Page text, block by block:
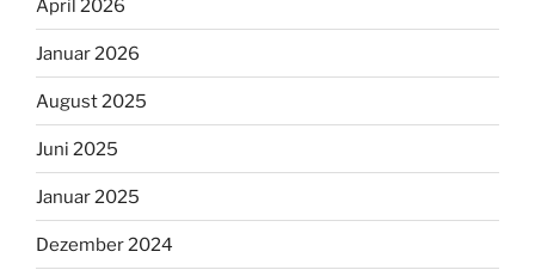
April 2026
Januar 2026
August 2025
Juni 2025
Januar 2025
Dezember 2024